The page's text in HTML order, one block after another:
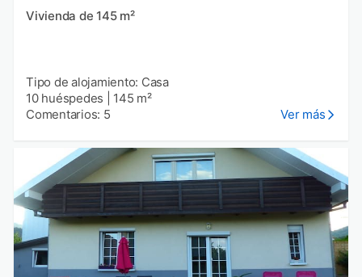
Vivienda de 145 m²
Tipo de alojamiento: Casa
10 huéspedes
145 m²
Comentarios: 5
Ver más